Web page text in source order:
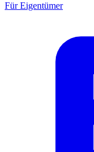
Für Eigentümer